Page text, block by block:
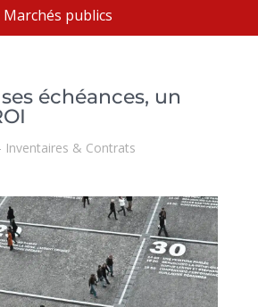
Marchés publics
échéances, un
Inventaires & Contrats